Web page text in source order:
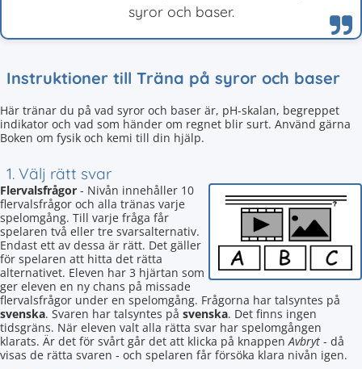
syror och baser.
Instruktioner till Träna på syror och baser
Här tränar du på vad syror och baser är, pH-skalan, begreppet
indikator och vad som händer om regnet blir surt. Använd gärna
Boken om fysik och kemi till din hjälp.
1. Välj rätt svar
Flervalsfrågor - Nivån innehåller 10
flervalsfrågor och alla tränas varje
spelomgång. Till varje fråga får
spelaren två eller tre svarsalternativ.
Endast ett av dessa är rätt. Det gäller
för spelaren att hitta det rätta
alternativet. Eleven har 3 hjärtan som
ger eleven en ny chans på missade
flervalsfrågor under en spelomgång. Frågorna har talsyntes på
svenska. Svaren har talsyntes på svenska. Det finns ingen
tidsgräns. När eleven valt alla rätta svar har spelomgången
klarats. Är det för svårt går det att klicka på knappenAvbryt - då
visas de rätta svaren - och spelaren får försöka klara nivån igen.